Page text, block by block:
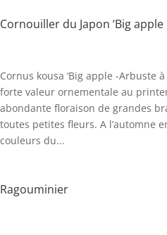
Cornouiller du Japon ‘Big apple
Cornus kousa ‘Big apple -Arbuste
forte valeur ornementale au
abondante floraison de grandes
toutes petites fleurs. A l’automne
couleurs du...
Ragouminier